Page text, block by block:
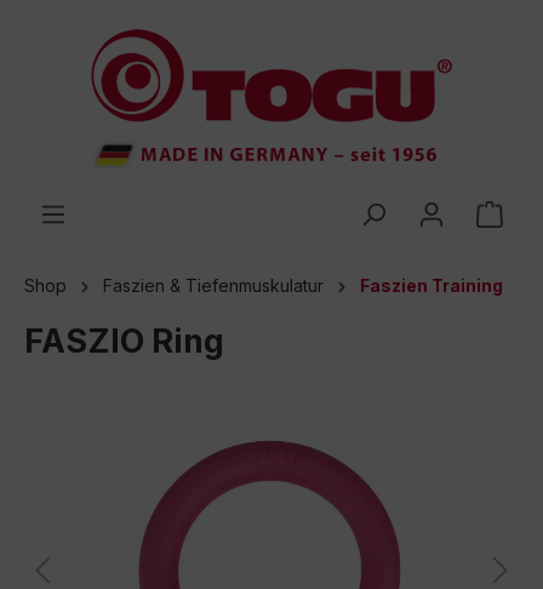
springen
Shop Faszien & Tiefenmuskulatur Faszien Training
FASZIO Ring